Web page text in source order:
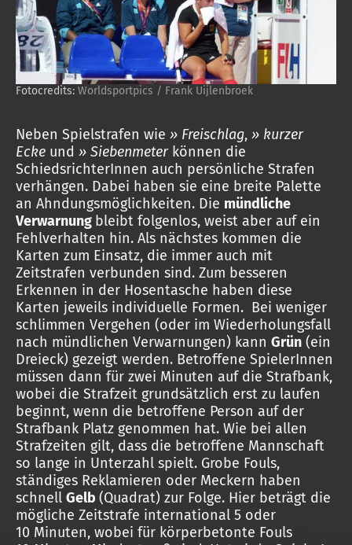
Fotocredits: Worldsportpics / Frank Uijlenbroek
Neben Spielstrafen wie » Freischlag, » kurzer
Ecke und » Siebenmeterkönnen die
SchiedsrichterInnen auch persönliche Strafen
verhängen. Dabei haben sie eine breite Palette
an Ahndungsmöglichkeiten. Die mündliche
Verwarnung bleibt folgenlos, weist aber auf ein
Fehlverhalten hin. Als nächstes kommen die
Karten zum Einsatz, die immer auch mit
Zeitstrafen verbunden sind. Zum besseren
Erkennen in der Hosentasche haben diese
Karten jeweils individuelle Formen. Bei weniger
schlimmen Vergehen (oder im Wiederholungsfall
nach mündlichen Verwarnungen) kann Grün (ein
Dreieck) gezeigt werden. Betroffene SpielerInnen
müssen dann für zwei Minuten auf die Strafbank,
wobei die Strafzeit grundsätzlich erst zu laufen
beginnt, wenn die betroffene Person auf der
Strafbank Platz genommen hat. Wie bei allen
Strafzeiten gilt, dass die betroffene Mannschaft
so lange in Unterzahl spielt. Grobe Fouls,
ständiges Reklamieren oder Meckern haben
schnell Gelb (Quadrat) zur Folge. Hier beträgt die
mögliche Zeitstrafe international 5 oder
10 Minuten, wobei für körperbetonte Fouls